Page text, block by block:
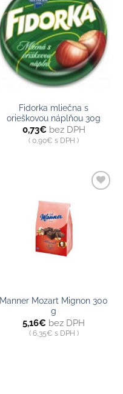
Pridať do
zoznamu
Fidorka mliečna s
orieškovou náplňou 30g
0,73€bez DPH
0,90€ s DPH
Manner Mozart Mignon 300
g
5,16€ bez DPH
6,35€ s DPH